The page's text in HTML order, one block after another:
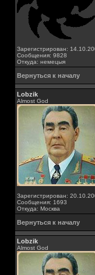
Зарегистрирован:
Сообщения: 9828
Откуда: немецыя
Вернуться к началу
Lobzik
Almost God
Зарегистрирован:
Сообщения: 1693
Откуда: Москва
Вернуться к началу
Lobzik
Almost God